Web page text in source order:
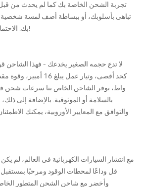
تجربة الشحن الخاصة بك كما لم يحدث من قبل.
تباهى بأسلوبك، أو ببساطة أضف لمسة
بك. الاحتمالات لا حصر لها، والخيار لك!
لا تدع حجمه الصغير يخدعك - فهذا الشاحن
واط، يوفر الشاحن الخاص بنا سرعات شحن
بالسلامة أو الموثوقية. بالإضافة إلى
والتوافق مع المعايير الأوروبية، يمكنك
مع انتشار السيارات الكهربائية في العالم، لم
وأخضر مع شاحن الشحن المتطور